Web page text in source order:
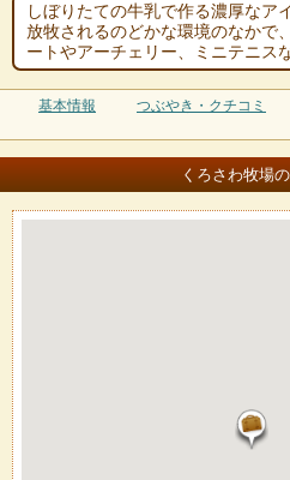
しぼりたての牛乳で作る濃厚なア
放牧されるのどかな環境のなかで
ートやアーチェリー、ミニテニス
基本情報 つぶやき・クチコミ
くろさわ牧場の